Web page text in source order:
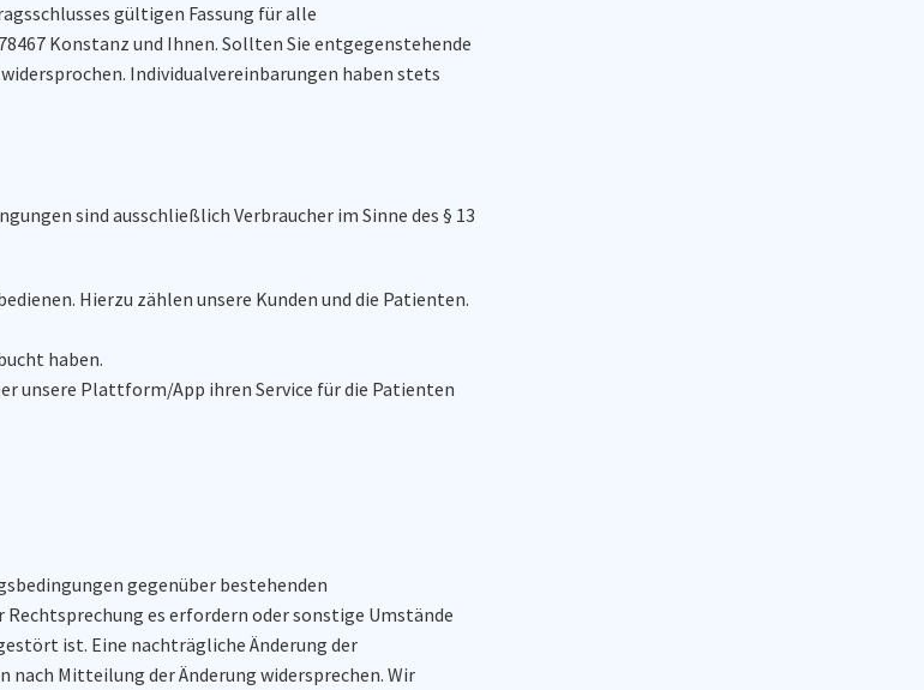
gültigen Fassung für alle
Konstanz und Ihnen. Sollten Sie entgegenstehende
Individualvereinbarungen haben stets
sind ausschließlich Verbraucher im Sinne des § 13
Hierzu zählen unsere Kunden und die Patienten.
haben.
unsere Plattform/App ihren Service für die Patienten
gegenüber bestehenden
es erfordern oder sonstige Umstände
ist. Eine nachträgliche Änderung der
nach Mitteilung der Änderung widersprechen. Wir